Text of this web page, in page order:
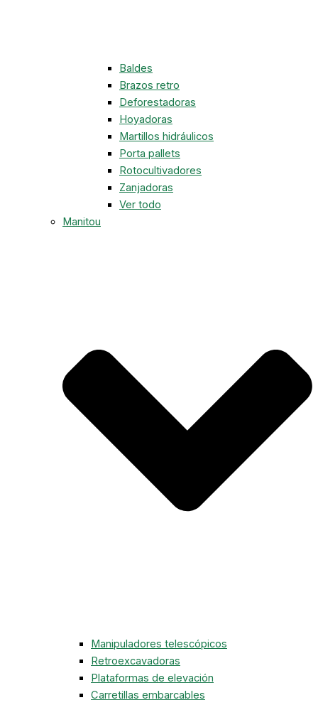
Baldes
Brazos retro
Deforestadoras
Hoyadoras
Martillos hidráulicos
Porta pallets
Rotocultivadores
Zanjadoras
Ver todo
Manitou
Manipuladores telescópicos
Retroexcavadoras
Plataformas de elevación
Carretillas embarcables